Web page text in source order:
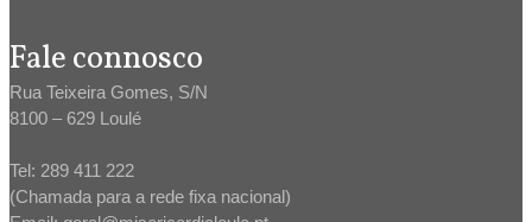
Fale connosco
Rua Teixeira Gomes, S/N
8100 – 629 Loulé
Tel: 289 411 222
(Chamada para a rede fixa nacional)